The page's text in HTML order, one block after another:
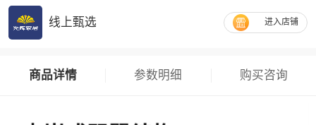
线上甄选 进入店铺
商品详情 参数明细 购买咨询